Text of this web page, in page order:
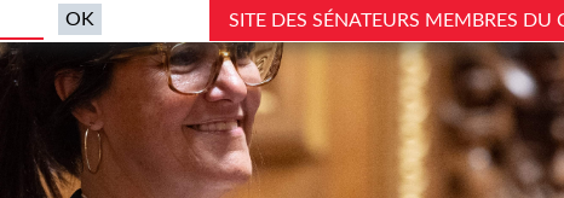
SITE DES SÉNATEURS MEMBRES DU